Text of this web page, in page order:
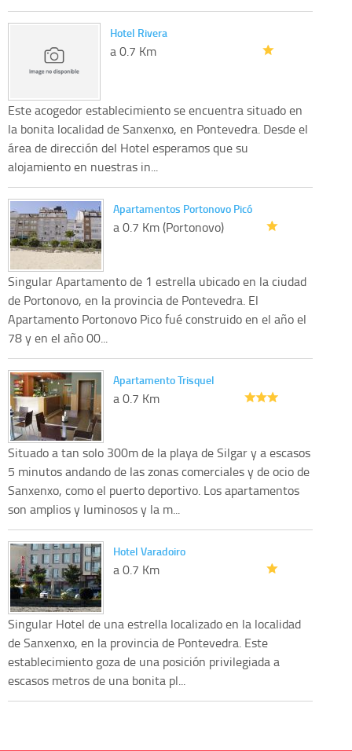
Hotel Rivera
a 0.7 Km
Este acogedor establecimiento se encuentra situado en
la bonita localidad de Sanxenxo, en Pontevedra. Desde el
área de dirección del Hotel esperamos que su
alojamiento en nuestras in...
Apartamentos Portonovo Picó
a 0.7 Km (Portonovo)
Singular Apartamento de 1 estrella ubicado en la ciudad
de Portonovo, en la provincia de Pontevedra. El
Apartamento Portonovo Pico fué construido en el año el
78 y en el año 00...
Apartamento Trisquel
a 0.7 Km
Situado a tan solo 300m de la playa de Silgar y a escasos
5 minutos andando de las zonas comerciales y de ocio de
Sanxenxo, como el puerto deportivo. Los apartamentos
son amplios y luminosos y la m...
Hotel Varadoiro
a 0.7 Km
Singular Hotel de una estrella localizado en la localidad
de Sanxenxo, en la provincia de Pontevedra. Este
establecimiento goza de una posición privilegiada a
escasos metros de una bonita pl...